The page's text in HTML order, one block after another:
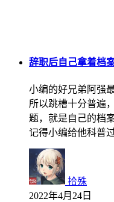
辞职后自己拿着档
小编的好兄弟阿强
所以跳槽十分普遍
题，就是自己的档
记得小编给他科普
拾殊
2022年4月24日